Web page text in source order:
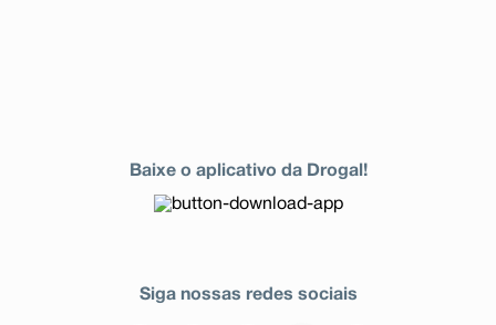
Baixe o aplicativo da Drogal!
Siga nossas redes sociais